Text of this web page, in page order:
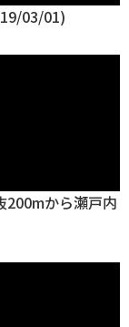
03/01)
200mから瀬戸内